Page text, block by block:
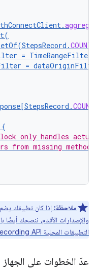
.
(
(StepsRecord .
= TimeRangeFilter
=
[StepsRecord .
{
only handles
from missing
ملاحظة:
والإصدارات الأقدم، ننصحك أيضًا
التطبيقات المحلية Recording API أو إضافتها.
عدّ الخطوات على الجهاز